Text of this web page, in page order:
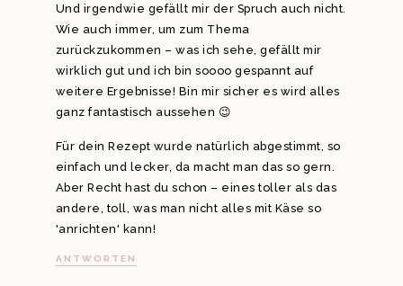
Und irgendwie gefällt mir der Spruch auch nicht.
Wie auch immer, um zum Thema
zurückzukommen – was ich sehe, gefällt mir
wirklich gut und ich bin soooo gespannt auf
weitere Ergebnisse! Bin mir sicher es wird alles
ganz fantastisch aussehen 😉
Für dein Rezept wurde natürlich abgestimmt, so
einfach und lecker, da macht man das so gern.
Aber Recht hast du schon – eines toller als das
andere, toll, was man nicht alles mit Käse so
'anrichten' kann!
ANTWORTEN